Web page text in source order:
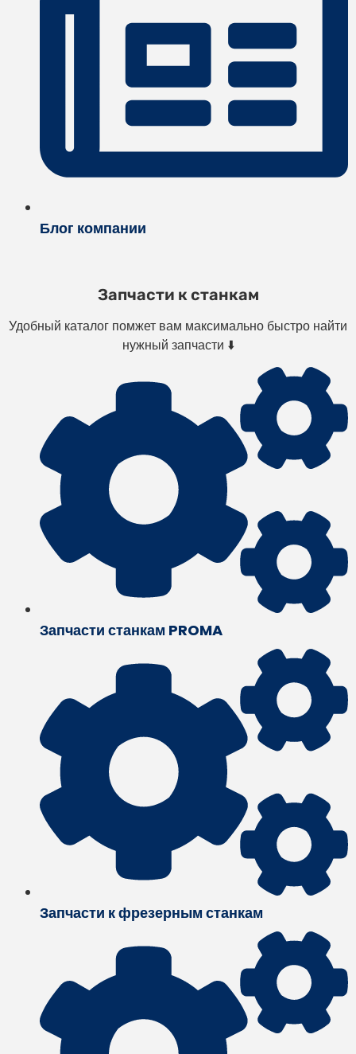
Блог компании
Запчасти к станкам
Удобный каталог помжет вам максимально быстро найти
нужный запчасти ⬇️
Запчасти станкам PROMA
Запчасти к фрезерным станкам